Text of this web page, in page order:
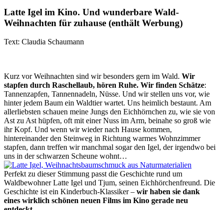
Latte Igel im Kino. Und wunderbare Wald-
Weihnachten für zuhause (enthält Werbung)
Text: Claudia Schaumann
Kurz vor Weihnachten sind wir besonders gern im Wald. Wir
stapfen durch Raschellaub, hören Ruhe. Wir finden Schätze:
Tannenzapfen, Tannennadeln, Nüsse. Und wir stellen uns vor, wie
hinter jedem Baum ein Waldtier wartet. Uns heimlich bestaunt. Am
allerliebsten schauen meine Jungs den Eichhörnchen zu, wie sie von
Ast zu Ast hüpfen, oft mit einer Nuss im Arm, beinahe so groß wie
ihr Kopf. Und wenn wir wieder nach Hause kommen,
hintereinander den Steinweg in Richtung warmes Wohnzimmer
stapfen, dann treffen wir manchmal sogar den Igel, der irgendwo bei
uns in der schwarzen Scheune wohnt…
Perfekt zu dieser Stimmung passt die Geschichte rund um
Waldbewohner Latte Igel und Tjum, seinen Eichhörchenfreund. Die
Geschichte ist ein Kinderbuch-Klassiker – wir haben sie dank
eines wirklich schönen neuen Films im Kino gerade neu